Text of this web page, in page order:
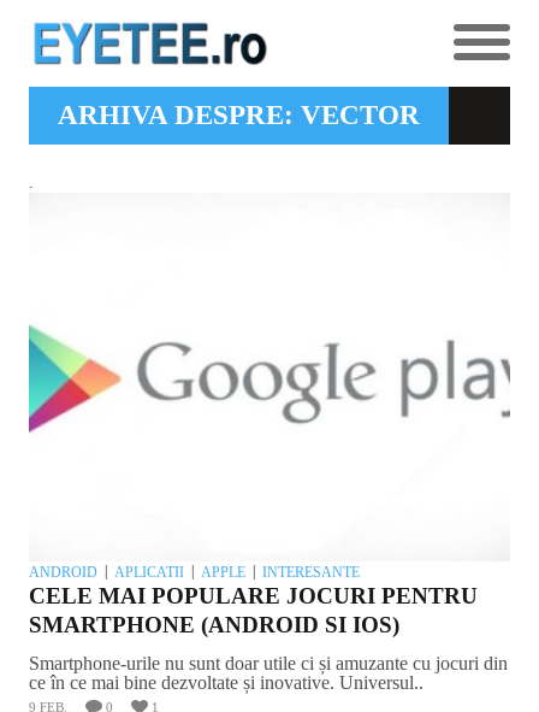
ARHIVA DESPRE: VECTOR
ANDROID APLICATII APPLE INTERESANTE
CELE MAI POPULARE JOCURI PENTRU
SMARTPHONE (ANDROID SI IOS)
Smartphone-urile nu sunt doar utile ci și amuzante cu jocuri din
ce în ce mai bine dezvoltate și inovative. Universul..
9 FEB. 0 1